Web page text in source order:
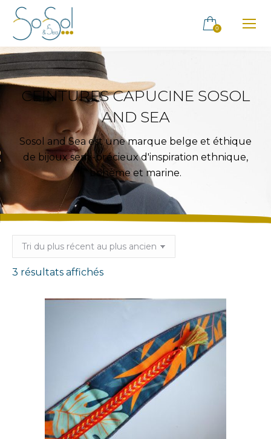
0
CEINTURES CAPUCINE SOSOL
AND SEA
Sosol and Sea est une marque belge et éthique
de bijoux semi-précieux d'inspiration ethnique,
bohème et marine.
3 résultats affichésTrié
plus
ancien